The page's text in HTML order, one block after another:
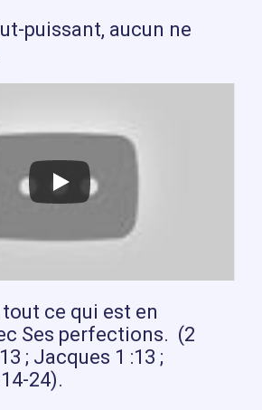
puissant, aucun ne
ce qui est en
Ses perfections. (2
; Jacques 1 :13 ;
24).